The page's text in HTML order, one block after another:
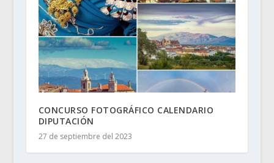
CONCURSO FOTOGRÁFICO CALENDARIO
DIPUTACIÓN
27 de septiembre del 2023